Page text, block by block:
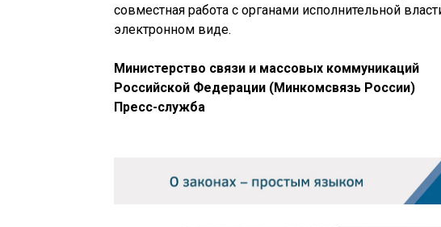
совместная работа с органами исполнительной
электронном виде.
Министерство связи и массовых коммуникаций
Российской Федерации (Минкомсвязь России)
Пресс-служба